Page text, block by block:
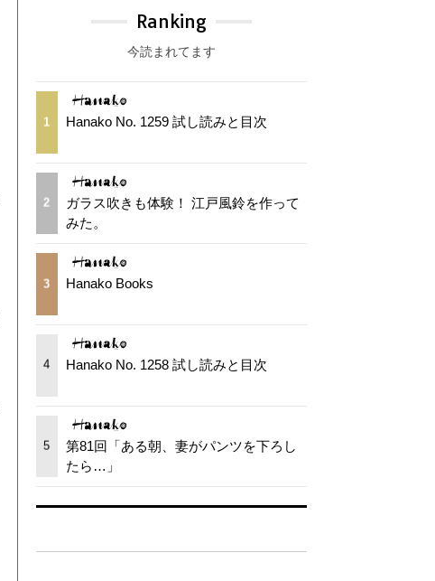
Ranking
今読まれてます
1 Hanako No. 1259 試し読みと目次
2
ガラス吹きも体験！ 江戸風鈴を作って
みた。
3 Hanako Books
4 Hanako No. 1258 試し読みと目次
5
第81回「ある朝、妻がパンツを下ろし
たら…」